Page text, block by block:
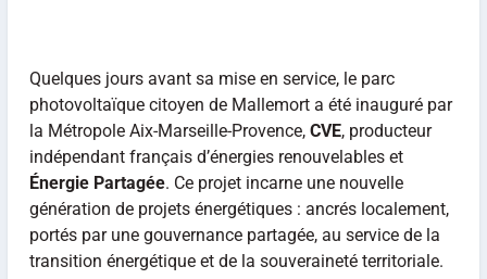
Quelques jours avant sa mise en service, le parc
photovoltaïque citoyen de Mallemort a été inauguré par
la Métropole Aix-Marseille-Provence, CVE, producteur
indépendant français d’énergies renouvelables et
Énergie Partagée. Ce projet incarne une nouvelle
génération de projets énergétiques : ancrés localement,
portés par une gouvernance partagée, au service de la
transition énergétique et de la souveraineté territoriale.